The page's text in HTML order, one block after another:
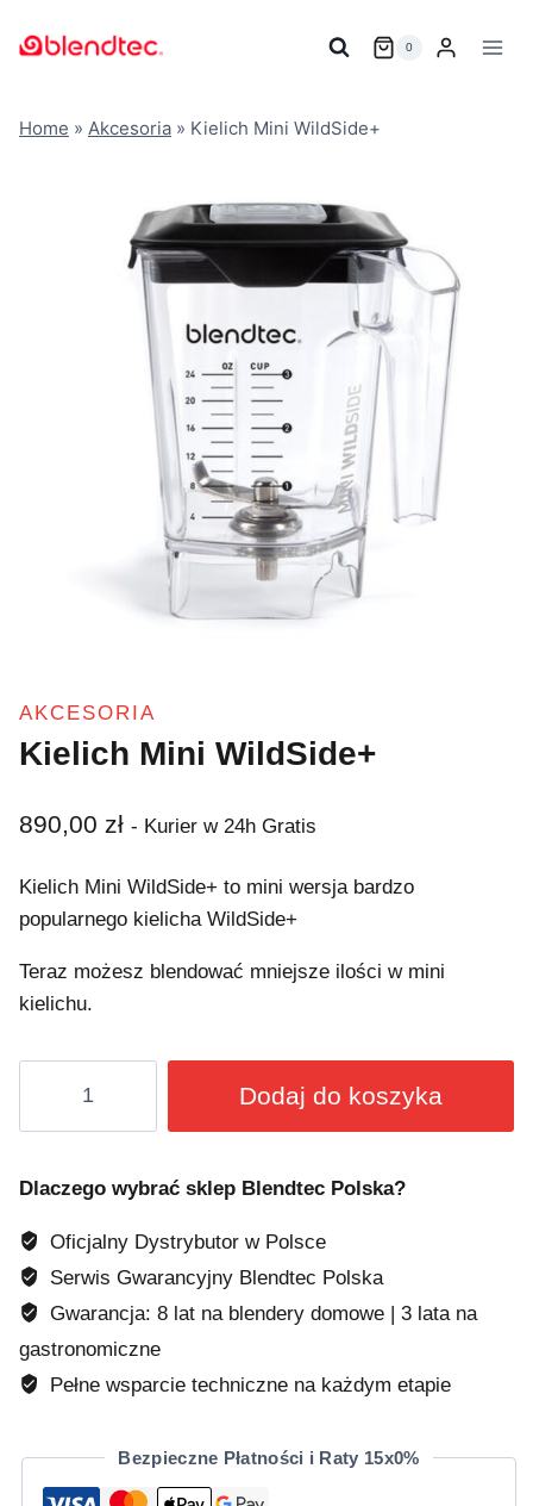
do
0
Home » Akcesoria » Kielich Mini WildSide+
AKCESORIA
Kielich Mini WildSide+
890,00 zł - Kurier w 24h Gratis
Kielich Mini WildSide+ to mini wersja bardzo
popularnego kielicha WildSide+
Teraz możesz blendować mniejsze ilości w mini
kielichu.
Mini
Dodaj do koszyka
Dlaczego wybrać sklep Blendtec Polska?
Oficjalny Dystrybutor w Polsce
Serwis Gwarancyjny Blendtec Polska
Gwarancja: 8 lat na blendery domowe | 3 lata na
gastronomiczne
Pełne wsparcie techniczne na każdym etapie
Bezpieczne Płatności i Raty 15x0%